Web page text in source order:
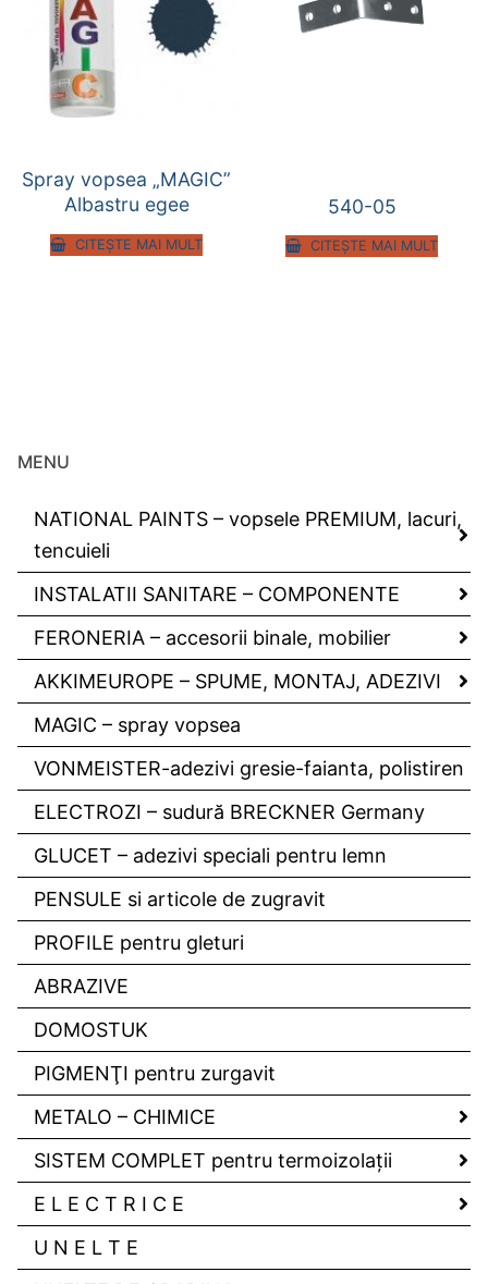
Spray vopsea „MAGIC”
Albastru egee
CITEȘTE MAI MULT
540-05
CITEȘTE MAI MULT
MENU
NATIONAL PAINTS – vopsele PREMIUM, lacuri,
tencuieli
INSTALATII SANITARE – COMPONENTE
FERONERIA – accesorii binale, mobilier
AKKIMEUROPE – SPUME, MONTAJ, ADEZIVI
MAGIC – spray vopsea
VONMEISTER-adezivi gresie-faianta, polistiren
ELECTROZI – sudură BRECKNER Germany
GLUCET – adezivi speciali pentru lemn
PENSULE si articole de zugravit
PROFILE pentru gleturi
ABRAZIVE
DOMOSTUK
PIGMENŢI pentru zurgavit
METALO – CHIMICE
SISTEM COMPLET pentru termoizolaţii
E L E C T R I C E
U N E L T E